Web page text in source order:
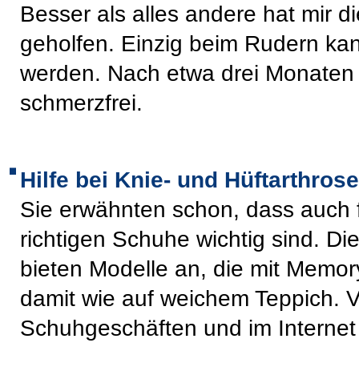
Besser als alles andere hat mir
geholfen. Einzig beim Rudern
werden. Nach etwa drei
schmerzfrei.
Hilfe bei Knie- und Hüftarthrose
Sie erwähnten schon, dass
richtigen Schuhe wichtig sind.
bieten Modelle an, die mit
damit wie auf weichem Teppich.
Schuhgeschäften und im